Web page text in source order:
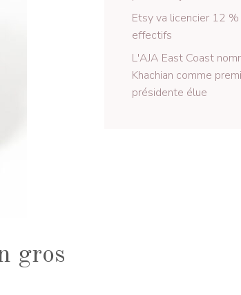
gros
Etsy va licencier 12
effectifs
L'AJA East Coast
Khachian comme
présidente élue